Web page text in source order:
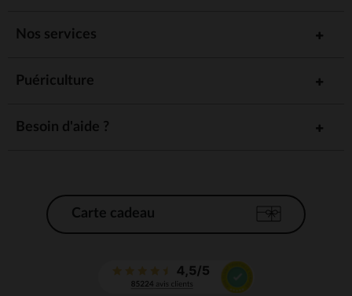
Nos services
Puériculture
Besoin d'aide ?
Carte cadeau